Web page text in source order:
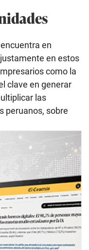
en
en estos
como la
clave en generar
las
peruanos, sobre